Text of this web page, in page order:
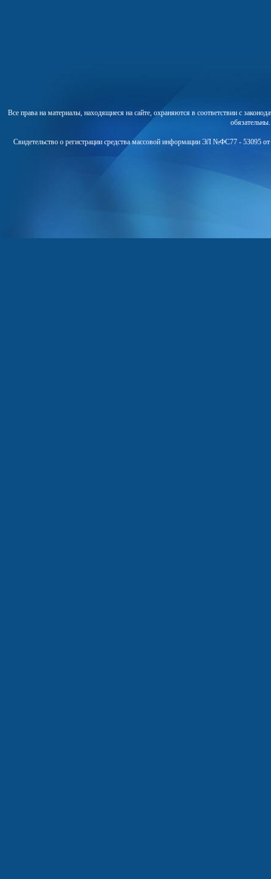
Все права на материалы, находящиеся на сайте, охраняются в соответствии с
Свидетельство о регистрации средства массовой информации ЭЛ №ФС77 - 53095